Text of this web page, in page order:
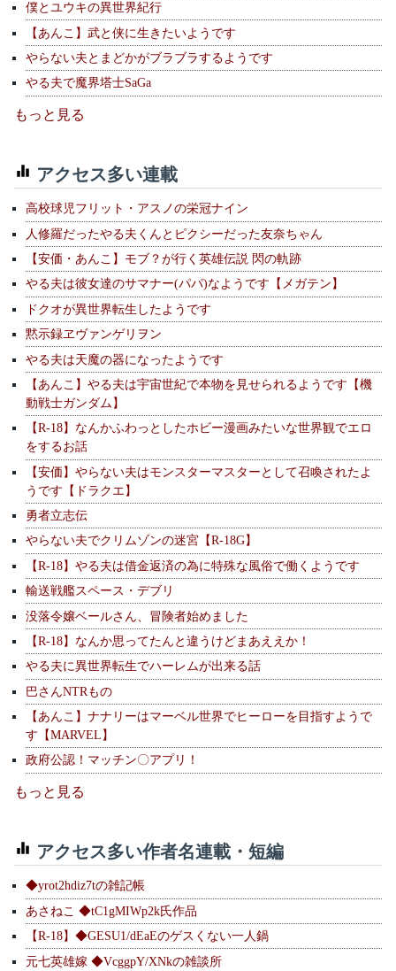
僕とユウキの異世界紀行
【あんこ】武と侠に生きたいようです
やらない夫とまどかがブラブラするようです
やる夫で魔界塔士SaGa
もっと見る
アクセス多い連載
高校球児フリット・アスノの栄冠ナイン
人修羅だったやる夫くんとピクシーだった友奈ちゃん
【安価・あんこ】モブ？が行く英雄伝説 閃の軌跡
やる夫は彼女達のサマナー(パパ)なようです【メガテン】
ドクオが異世界転生したようです
黙示録ヱヴァンゲリヲン
やる夫は天魔の器になったようです
【あんこ】やる夫は宇宙世紀で本物を見せられるようです【機
動戦士ガンダム】
【R-18】なんかふわっとしたホビー漫画みたいな世界観でエロ
をするお話
【安価】やらない夫はモンスターマスターとして召喚されたよ
うです【ドラクエ】
勇者立志伝
やらない夫でクリムゾンの迷宮【R-18G】
【R-18】やる夫は借金返済の為に特殊な風俗で働くようです
輸送戦艦スペース・デブリ
没落令嬢ベールさん、冒険者始めました
【R-18】なんか思ってたんと違うけどまあええか！
やる夫に異世界転生でハーレムが出来る話
巴さんNTRもの
【あんこ】ナナリーはマーベル世界でヒーローを目指すようで
す【MARVEL】
政府公認！マッチン〇アプリ！
もっと見る
アクセス多い作者名連載・短編
◆yrot2hdiz7tの雑記帳
あさねこ ◆tC1gMIWp2k氏作品
【R-18】◆GESU1/dEaEのゲスくない一人鍋
元七英雄嫁 ◆VcggpY/XNkの雑談所